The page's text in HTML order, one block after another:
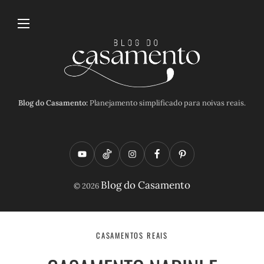
Blog do Casamento:Planejamento simplificado para noivas reais.
Y
o
t
T
i
t
o
I
n
t
a
F
a
e
b
P
i
t
© 2026 Blog do Casamento
CASAMENTOS REAIS